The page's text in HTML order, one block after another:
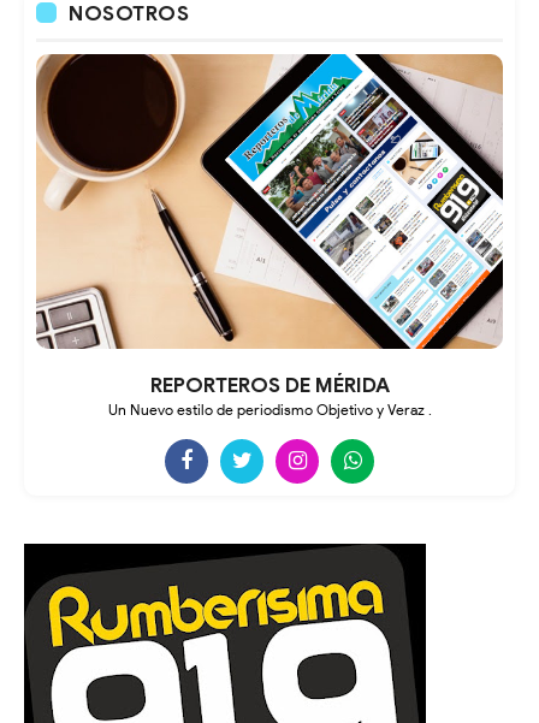
NOSOTROS
REPORTEROS DE MÉRIDA
Un Nuevo estilo de periodismo Objetivo y Veraz .